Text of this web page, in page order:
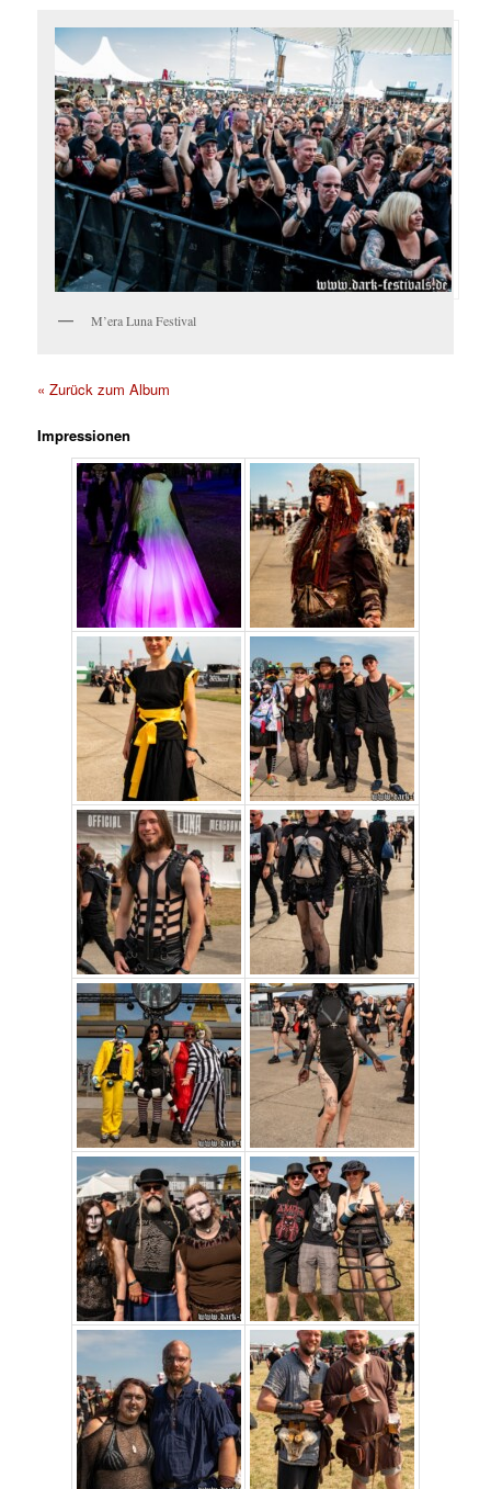
M’era Luna Festival
« Zurück zum Album
Impressionen